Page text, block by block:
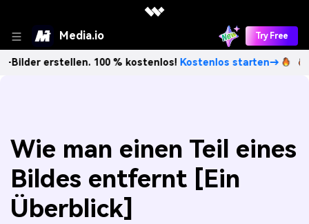
Media.io Try Free
100 % kostenlos!Kostenlos starten→
Wie man einen Teil eines
Bildes entfernt [Ein
Überblick]